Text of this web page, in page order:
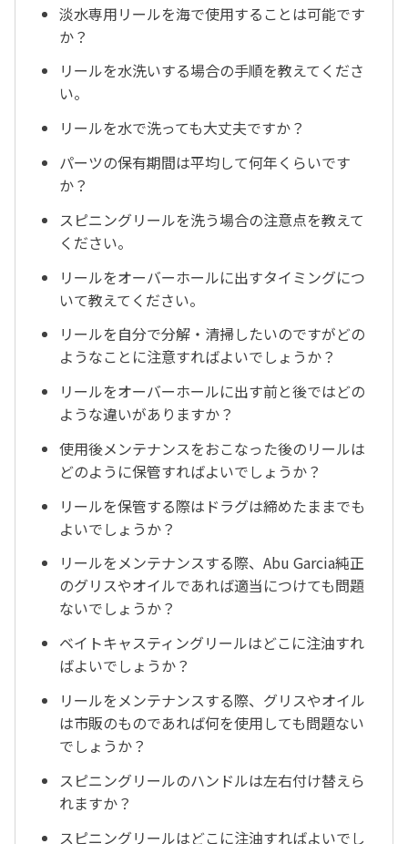
淡水専用リールを海で使用することは可能です
か？
リールを水洗いする場合の手順を教えてくださ
い。
リールを水で洗っても大丈夫ですか？
パーツの保有期間は平均して何年くらいです
か？
スピニングリールを洗う場合の注意点を教えて
ください。
リールをオーバーホールに出すタイミングにつ
いて教えてください。
リールを自分で分解・清掃したいのですがどの
ようなことに注意すればよいでしょうか？
リールをオーバーホールに出す前と後ではどの
ような違いがありますか？
使用後メンテナンスをおこなった後のリールは
どのように保管すればよいでしょうか？
リールを保管する際はドラグは締めたままでも
よいでしょうか？
リールをメンテナンスする際、Abu Garcia純正
のグリスやオイルであれば適当につけても問題
ないでしょうか？
ベイトキャスティングリールはどこに注油すれ
ばよいでしょうか？
リールをメンテナンスする際、グリスやオイル
は市販のものであれば何を使用しても問題ない
でしょうか？
スピニングリールのハンドルは左右付け替えら
れますか？
スピニングリールはどこに注油すればよいでし